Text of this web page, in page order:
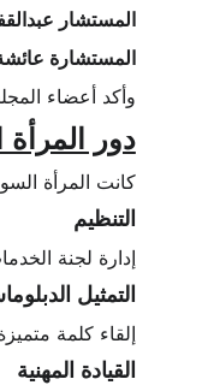
المستشار
المستشارة
وأكد أعضاء
دور المرأة
كانت المرأة
التنظيم
إدارة لجنة
التمثيل
إلقاء كلمة
القيادة المهنية